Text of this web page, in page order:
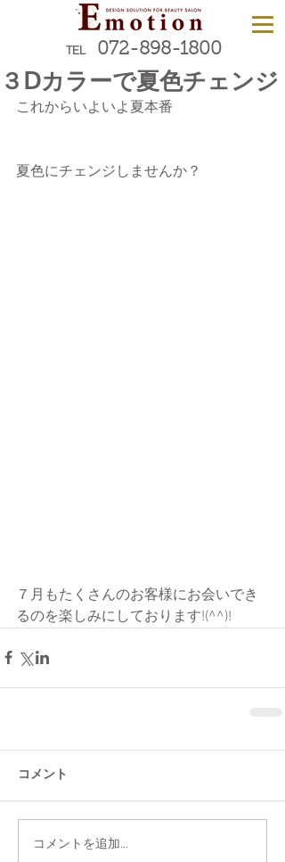
TEL 072-898-1800
３Ⅾカラーで夏色チェンジ
これからいよいよ夏本番
夏色にチェンジしませんか？
７月もたくさんのお客様にお会いでき
るのを楽しみにしております!(^^)!
コメント
コメントを追加…